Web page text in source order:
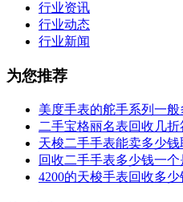
行业资讯
行业动态
行业新闻
为您推荐
美度手表的舵手系列一
二手宝格丽名表回收几
天梭二手手表能卖多少
回收二手手表多少钱一
4200的天梭手表回收多少